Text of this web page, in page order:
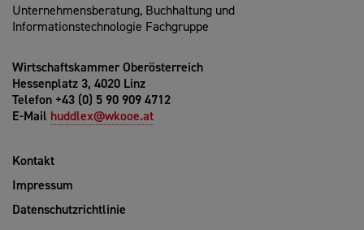
Unternehmensberatung, Buchhaltung und
Informationstechnologie Fachgruppe
Wirtschaftskammer Oberösterreich
Hessenplatz 3, 4020 Linz
Telefon +43 (0) 5 90 909 4712
E-Mail huddlex@wkooe.at
Kontakt
Impressum
Datenschutzrichtlinie